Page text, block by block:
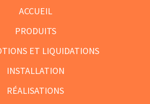
ACCUEIL
PRODUITS
ET LIQUIDATIONS
INSTALLATION
RÉALISATIONS